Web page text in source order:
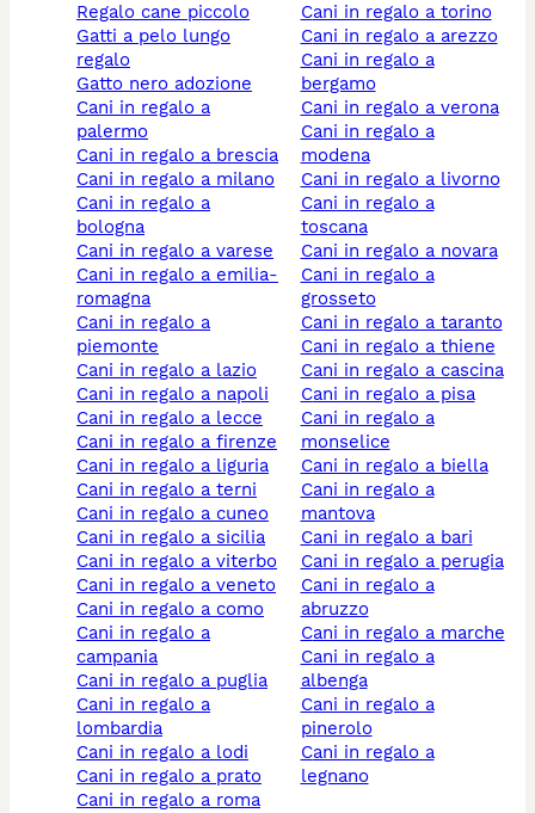
regalo cane piccolo
gatti a pelo lungo
regalo
gatto nero adozione
cani in regalo a
palermo
cani in regalo a brescia
cani in regalo a milano
cani in regalo a
bologna
cani in regalo a varese
cani in regalo a emilia-
romagna
cani in regalo a
piemonte
cani in regalo a lazio
cani in regalo a napoli
cani in regalo a lecce
cani in regalo a firenze
cani in regalo a liguria
cani in regalo a terni
cani in regalo a cuneo
cani in regalo a sicilia
cani in regalo a viterbo
cani in regalo a veneto
cani in regalo a como
cani in regalo a
campania
cani in regalo a puglia
cani in regalo a
lombardia
cani in regalo a lodi
cani in regalo a prato
cani in regalo a roma
cani in regalo a torino
cani in regalo a arezzo
cani in regalo a
bergamo
cani in regalo a verona
cani in regalo a
modena
cani in regalo a livorno
cani in regalo a
toscana
cani in regalo a novara
cani in regalo a
grosseto
cani in regalo a taranto
cani in regalo a thiene
cani in regalo a cascina
cani in regalo a pisa
cani in regalo a
monselice
cani in regalo a biella
cani in regalo a
mantova
cani in regalo a bari
cani in regalo a perugia
cani in regalo a
abruzzo
cani in regalo a marche
cani in regalo a
albenga
cani in regalo a
pinerolo
cani in regalo a
legnano